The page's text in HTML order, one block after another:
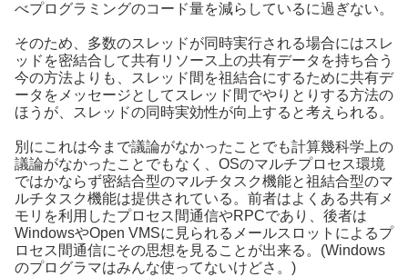
べプログラミングのコード量を減らしているに過ぎない。
そのため、多数のスレッドが同時実行される場合にはスレ
ッドを密結合して共有リソース上の共有データを持ち合う
今の方法よりも、スレッド間を祖結合にするために共有デ
ータをメッセージとしてスレッド間でやりとりする方法の
ほうが、スレッドの同時実効性が向上すると考えられる。
別にこれは今まで議論がなかったことでも計算幾科学上の
議論がなかったことでもなく、OSのマルチプロセス環境
ではかならず密結合型のマルチタスク機能と祖結合型のマ
ルチタスク機能は提供されている。前者はよくある共有メ
モリを利用したプロセス間通信やRPCであり、後者は
WindowsやOpen VMSに見られるメールスロットによるプ
ロセス間通信にその思想を見ることが出来る。(Windows
のプログラマはみんな使ってないけどさ。)